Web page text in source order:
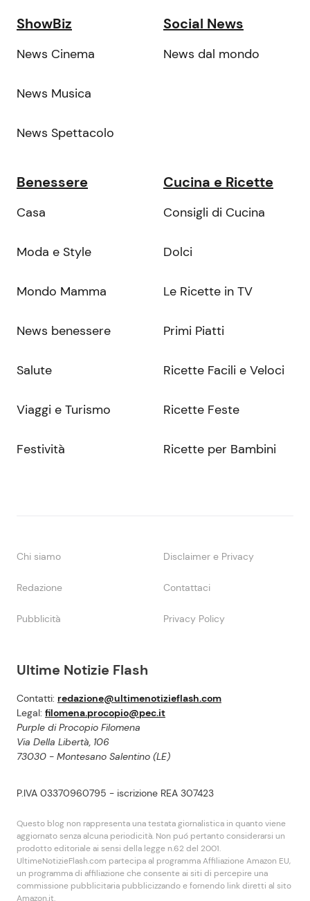
Ultime Notizie Flash
Contatti: redazione@ultimenotizieflash.com
Legal: filomena.procopio@pec.it
Purple di Procopio Filomena
Via Della Libertà, 106
73030 - Montesano Salentino (LE)
P.IVA 03370960795 - iscrizione REA 307423
Questo blog non rappresenta una testata giornalistica in quanto viene
aggiornato senza alcuna periodicità. Non puó pertanto considerarsi un
prodotto editoriale ai sensi della legge n.62 del 2001.
UltimeNotizieFlash.com partecipa al programma Affiliazione Amazon EU,
un programma di affiliazione che consente ai siti di percepire una
commissione pubblicitaria pubblicizzando e fornendo link diretti al sito
Amazon.it.
ShowBiz
News Cinema
News Musica
News Spettacolo
Social News
News dal mondo
Benessere
Casa
Moda e Style
Mondo Mamma
News benessere
Salute
Viaggi e Turismo
Festività
Cucina e Ricette
Consigli di Cucina
Dolci
Le Ricette in TV
Primi Piatti
Ricette Facili e Veloci
Ricette Feste
Ricette per Bambini
Chi siamo Disclaimer e Privacy
Redazione Contattaci
Pubblicità Privacy Policy